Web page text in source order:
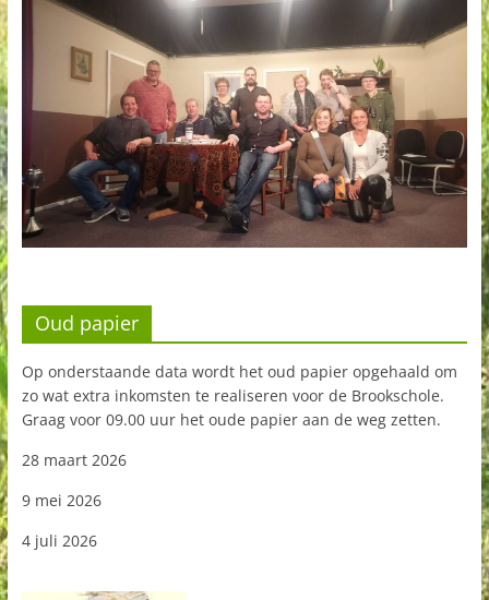
Oud papier
Op onderstaande data wordt het oud papier opgehaald om
zo wat extra inkomsten te realiseren voor de Brookschole.
Graag voor 09.00 uur het oude papier aan de weg zetten.
28 maart 2026
9 mei 2026
4 juli 2026